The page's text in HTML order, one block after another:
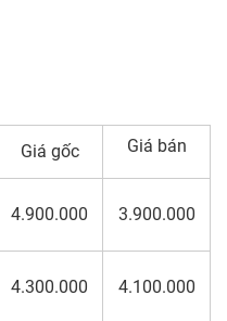
Giá gốc Giá bán
4.900.000 3.900.000
4.300.000 4.100.000